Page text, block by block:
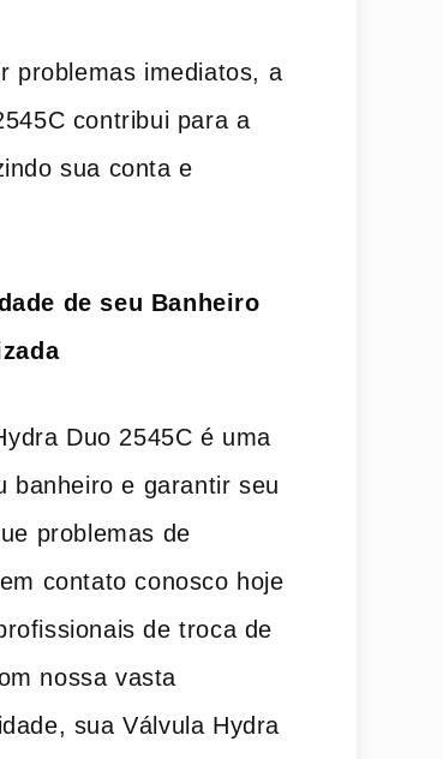
problemas imediatos, a
contribui para a
sua conta e
de seu Banheiro
Duo 2545C é uma
banheiro e garantir seu
problemas de
contato conosco hoje
de troca de
nossa vasta
sua Válvula Hydra